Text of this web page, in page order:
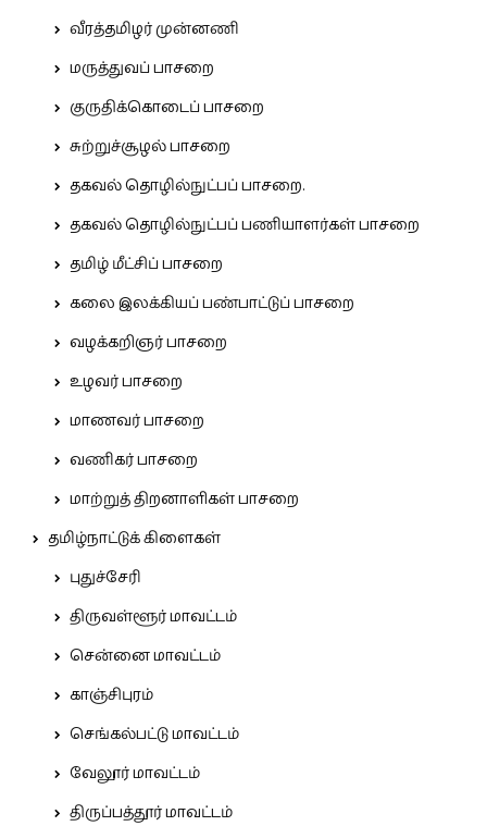
வீரத்தமிழர் முன்னணி
மருத்துவப் பாசறை
குருதிக்கொடைப் பாசறை
சுற்றுச்சூழல் பாசறை
தகவல் தொழில்நுட்பப் பாசறை.
தகவல் தொழில்நுட்பப் பணியாளர்கள் பாசறை
தமிழ் மீட்சிப் பாசறை
கலை இலக்கியப் பண்பாட்டுப் பாசறை
வழக்கறிஞர் பாசறை
உழவர் பாசறை
மாணவர் பாசறை
வணிகர் பாசறை
மாற்றுத் திறனாளிகள் பாசறை
தமிழ்நாட்டுக் கிளைகள்
புதுச்சேரி
திருவள்ளூர் மாவட்டம்
சென்னை மாவட்டம்
காஞ்சிபுரம்
செங்கல்பட்டு மாவட்டம்
வேலூர் மாவட்டம்
திருப்பத்தூர் மாவட்டம்